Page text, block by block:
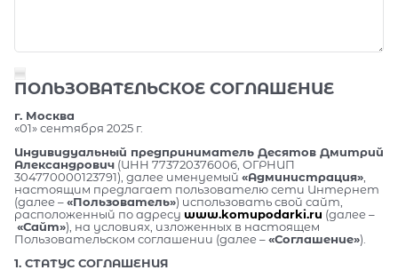
ПОЛЬЗОВАТЕЛЬСКОЕ СОГЛАШЕНИЕ
г. Москва
«01» сентября 2025 г.
Индивидуальный предприниматель Десятов Дмитрий
Александрович (ИНН 773720376006, ОГРНИП
304770000123791), далее именуемый «Администрация»
настоящим предлагает пользователю сети Интернет
(далее –«Пользователь») использовать свой сайт,
расположенный по адресу www.komupodarki.ru (далее –
«Сайт»), на условиях, изложенных в настоящем
Пользовательском соглашении (далее –«Соглашение»).
1. СТАТУС СОГЛАШЕНИЯ